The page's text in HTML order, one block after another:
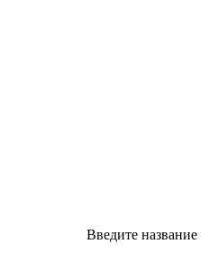
Введите название